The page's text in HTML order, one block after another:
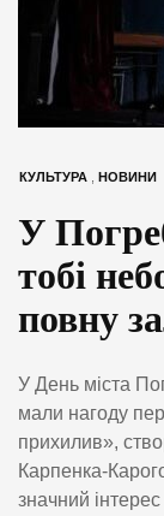
КУЛЬТУРА НОВИНИ
У
тобі
повну
У День міста
мали нагоду
прихилив»,
Карпенка-
значний